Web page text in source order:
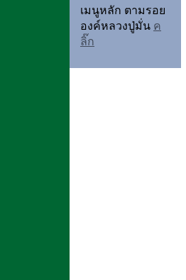
เมนูหลัก ตามรอย
องค์หลวงปู่มั่น ค
ลิ๊ก